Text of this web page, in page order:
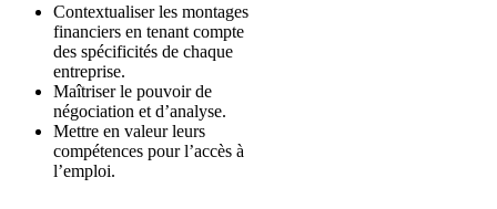
Contextualiser les montages
financiers en tenant compte
des spécificités de chaque
entreprise.
Maîtriser le pouvoir de
négociation et d’analyse.
Mettre en valeur leurs
compétences pour l’accès à
l’emploi.